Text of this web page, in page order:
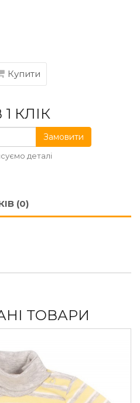
Купити
КЛІК
Замовити
деталі
(0)
ТОВАРИ